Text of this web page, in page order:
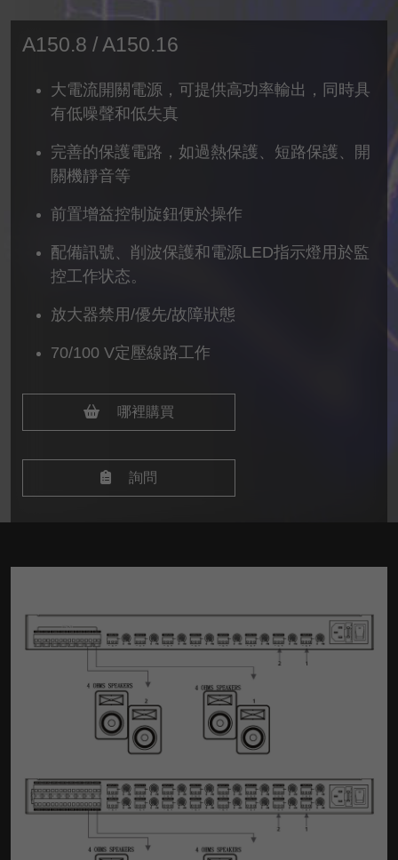
A150.8 / A150.16
大電流開關電源，可提供高功率輸出，同時具
有低噪聲和低失真
完善的保護電路，如過熱保護、短路保護、開
關機靜音等
前置增益控制旋鈕便於操作
配備訊號、削波保護和電源LED指示燈用於監
控工作状态。
放大器禁用/優先/故障狀態
70/100 V定壓線路工作
哪裡購買
詢問